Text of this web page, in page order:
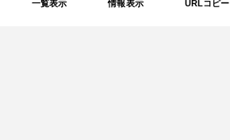
一覧表示 情報表示 URLコピー